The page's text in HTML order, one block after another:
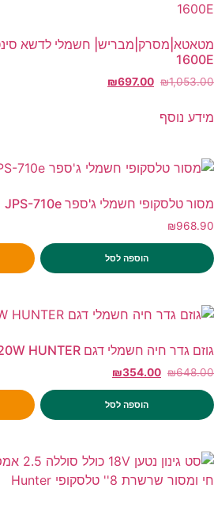
1600E
₪1,053.00
₪697.00
מידע נוסף
מסור טלסקופי חשמלי ג'ספר JPS-710e
₪968.90
הוספה לסל
גוזם גדר חיה חשמלי דגם 620W HUNTER
₪648.00
₪354.00
הוספה לסל